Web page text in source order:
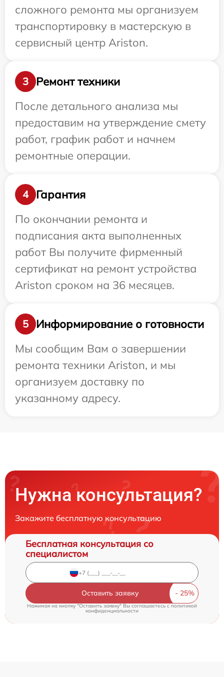
сложного ремонта мы организуем
транспортировку в мастерскую в
сервисный центр Ariston.
3
Ремонт техники
После детального анализа мы
предоставим на утверждение смету
работ, график работ и начнем
ремонтные операции.
4
Гарантия
По окончании ремонта и
подписания акта выполненных
работ Вы получите фирменный
сертификат на ремонт устройства
Ariston сроком на 36 месяцев.
5
Информирование о готовности
Мы сообщим Вам о завершении
ремонта техники Ariston, и мы
организуем доставку по
указанному адресу.
Нужна консультация?
Закажите бесплатную консультацию
Бесплатная консультация со
специалистом
Оставить заявку
Нажимая на кнопку "Оставить заявку" Вы соглашаетесь c политикой
конфиденциальности